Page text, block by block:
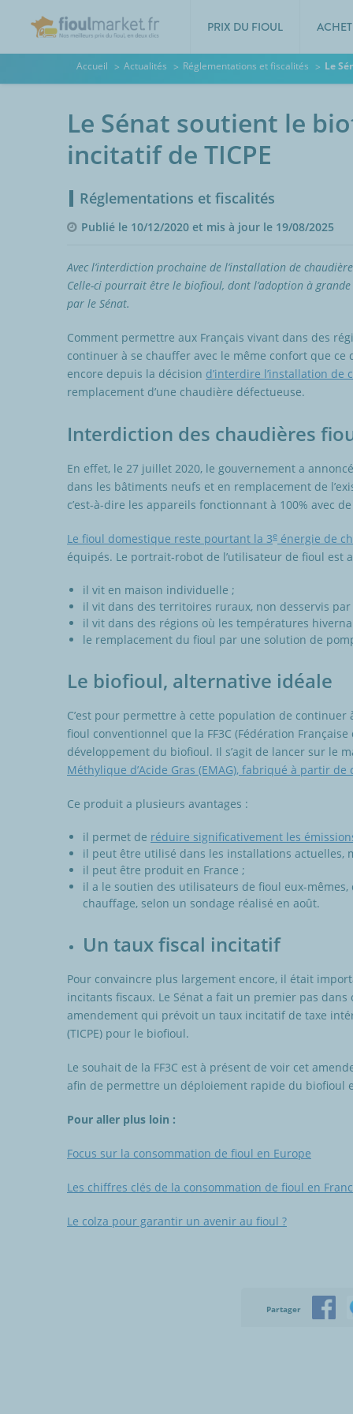
PRIX DU FIOUL
Accueil Actualités Réglementations et fiscalités Le
Le Sénat soutient le
incitatif de TICPE
Réglementations et fiscalités
Publié le 10/12/2020 et mis à jour le 19/08/2025
Avec l’interdiction prochaine de l’installation de
Celle-ci pourrait être le biofioul, dont l’adoption à
par le Sénat.
Comment permettre aux Français vivant dans des
continuer à se chauffer avec le même confort que ce
encore depuis la décision d’interdire l’installation de
remplacement d’une chaudière défectueuse.
Interdiction des chaudières
En effet, le 27 juillet 2020, le gouvernement a
dans les bâtiments neufs et en remplacement de
c’est-à-dire les appareils fonctionnant à 100% avec
Le fioul domestique reste pourtant la 3e énergie de
équipés. Le portrait-robot de l’utilisateur de fioul est
il vit en maison individuelle ;
il vit dans des territoires ruraux, non desservis par
il vit dans des régions où les températures
le remplacement du fioul par une solution de
Le biofioul, alternative idéale
C’est pour permettre à cette population de
fioul conventionnel que la FF3C (Fédération
développement du biofioul. Il s’agit de lancer sur le
Méthylique d’Acide Gras (EMAG), fabriqué à partir de
Ce produit a plusieurs avantages :
il permet de réduire significativement les
il peut être utilisé dans les installations actuelles,
il peut être produit en France ;
il a le soutien des utilisateurs de fioul eux-
chauffage, selon un sondage réalisé en août.
Un taux fiscal incitatif
Pour convaincre plus largement encore, il était
incitants fiscaux. Le Sénat a fait un premier pas
amendement qui prévoit un taux incitatif de taxe
(TICPE) pour le biofioul.
Le souhait de la FF3C est à présent de voir cet
afin de permettre un déploiement rapide du biofioul
Pour aller plus loin :
Focus sur la consommation de fioul en Europe
Les chiffres clés de la consommation de fioul en
Le colza pour garantir un avenir au fioul ?
Partager